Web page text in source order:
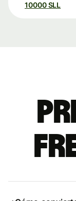
10000 SLL